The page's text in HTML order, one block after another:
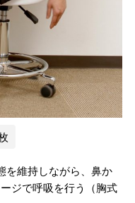
を維持しながら、鼻か
ジで呼吸を行う（胸式